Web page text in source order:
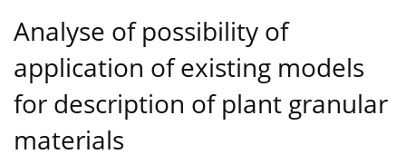
Analyse of possibility of
application of existing models
for description of plant granular
materials